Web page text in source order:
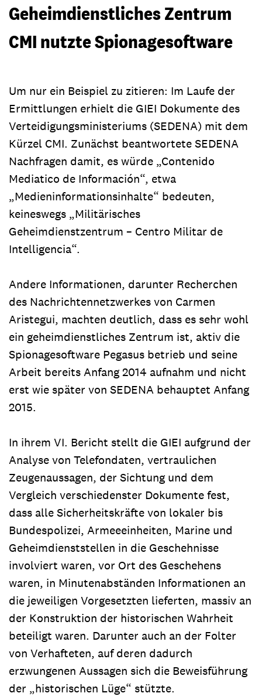
Geheimdienstliches Zentrum
CMI nutzte Spionagesoftware
Um nur ein Beispiel zu zitieren: Im Laufe der
Ermittlungen erhielt die GIEI Dokumente des
Verteidigungsministeriums (SEDENA) mit dem
Kürzel CMI. Zunächst beantwortete SEDENA
Nachfragen damit, es würde „Contenido
Mediatico de Información“, etwa
„Medieninformationsinhalte“ bedeuten,
keineswegs „Militärisches
Geheimdienstzentrum – Centro Militar de
Intelligencia“.
Andere Informationen, darunter Recherchen
des Nachrichtennetzwerkes von Carmen
Aristegui, machten deutlich, dass es sehr wohl
ein geheimdienstliches Zentrum ist, aktiv die
Spionagesoftware Pegasus betrieb und seine
Arbeit bereits Anfang 2014 aufnahm und nicht
erst wie später von SEDENA behauptet Anfang
2015.
In ihrem VI. Bericht stellt die GIEI aufgrund der
Analyse von Telefondaten, vertraulichen
Zeugenaussagen, der Sichtung und dem
Vergleich verschiedenster Dokumente fest,
dass alle Sicherheitskräfte von lokaler bis
Bundespolizei, Armeeeinheiten, Marine und
Geheimdienststellen in die Geschehnisse
involviert waren, vor Ort des Geschehens
waren, in Minutenabständen Informationen an
die jeweiligen Vorgesetzten lieferten, massiv an
der Konstruktion der historischen Wahrheit
beteiligt waren. Darunter auch an der Folter
von Verhafteten, auf deren dadurch
erzwungenen Aussagen sich die Beweisführung
der „historischen Lüge“ stützte.